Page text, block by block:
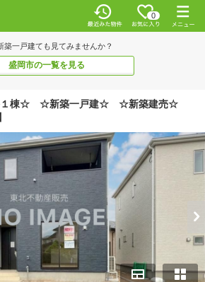
0
築一戸建ても見てみませんか？
盛岡市の一覧を見る
１棟☆ ☆新築一戸建☆ ☆新築建売☆